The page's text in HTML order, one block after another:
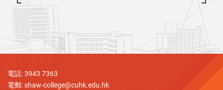
電話: 3943 7363
電郵:shaw-college@cuhk.edu.hk